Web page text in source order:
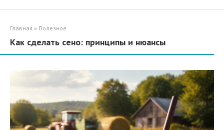
Главная » Полезное
Как сделать сено: принципы и нюансы